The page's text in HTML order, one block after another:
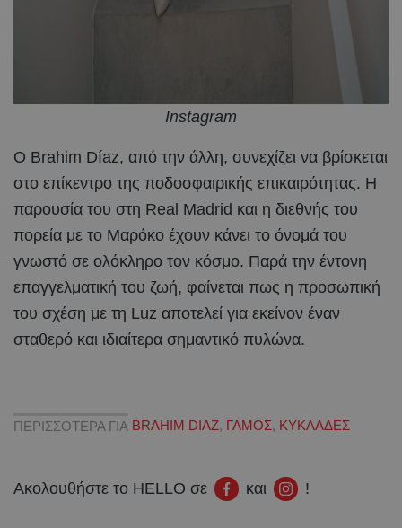
Instagram
Ο Brahim Díaz, από την άλλη, συνεχίζει να βρίσκεται
στο επίκεντρο της ποδοσφαιρικής επικαιρότητας. Η
παρουσία του στη Real Madrid και η διεθνής του
πορεία με το Μαρόκο έχουν κάνει το όνομά του
γνωστό σε ολόκληρο τον κόσμο. Παρά την έντονη
επαγγελματική του ζωή, φαίνεται πως η προσωπική
του σχέση με τη Luz αποτελεί για εκείνον έναν
σταθερό και ιδιαίτερα σημαντικό πυλώνα.
ΠΕΡΙΣΣΟΤΕΡΑ ΓΙΑ BRAHIM DIAZ, ΓΑΜΟΣ, ΚΥΚΛΑΔΕΣ
Ακολουθήστε το HELLO σε και !